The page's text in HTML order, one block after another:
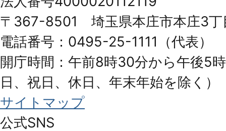
Honjo
City
〒367-8501 埼玉県本庄市本庄3丁
電話番号：0495-25-1111（代表）
開庁時間：午前8時30分から午後5
日、祝日、休日、年末年始を除く）
サイトマップ
公式SNS